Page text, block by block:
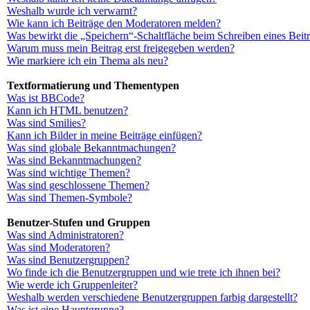
Weshalb wurde ich verwarnt?
Wie kann ich Beiträge den Moderatoren melden?
Was bewirkt die „Speichern“-Schaltfläche beim Schreiben eines
Warum muss mein Beitrag erst freigegeben werden?
Wie markiere ich ein Thema als neu?
Textformatierung und Thementypen
Was ist BBCode?
Kann ich HTML benutzen?
Was sind Smilies?
Kann ich Bilder in meine Beiträge einfügen?
Was sind globale Bekanntmachungen?
Was sind Bekanntmachungen?
Was sind wichtige Themen?
Was sind geschlossene Themen?
Was sind Themen-Symbole?
Benutzer-Stufen und Gruppen
Was sind Administratoren?
Was sind Moderatoren?
Was sind Benutzergruppen?
Wo finde ich die Benutzergruppen und wie trete ich ihnen bei?
Wie werde ich Gruppenleiter?
Weshalb werden verschiedene Benutzergruppen farbig dargestellt?